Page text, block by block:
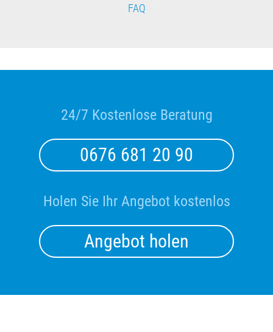
FAQ
24/7 Kostenlose Beratung
0676 681 20 90
Holen Sie Ihr Angebot kostenlos
Angebot holen